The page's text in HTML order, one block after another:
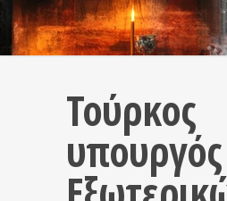
Τούρκος
υπουργός